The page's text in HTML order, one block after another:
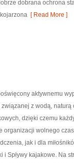
dobrana ochrona
[ Read More ]
aktywnemu
z wodą,
dzięki czemu
organizacji wolnego
jak i dla
i Spływy kajakowe. Na